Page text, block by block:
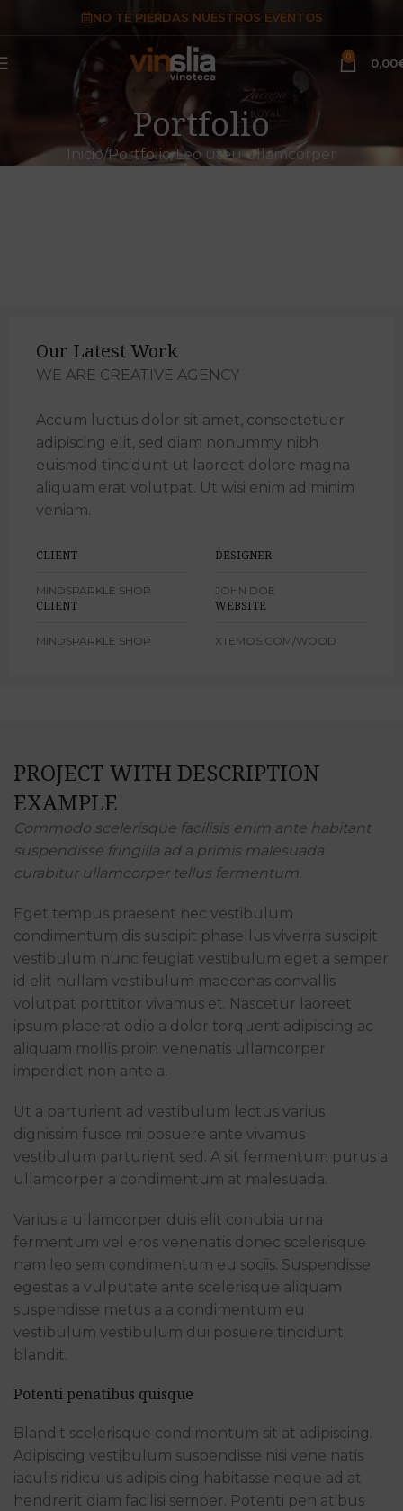
NO TE PIERDAS NUESTROS EVENTOS
0 0,00
Portfolio
Inicio Portfolio Leo uteu ullamcorper
Our Latest Work
WE ARE CREATIVE AGENCY
Accum luctus dolor sit amet, consectetuer
adipiscing elit, sed diam nonummy nibh
euismod tincidunt ut laoreet dolore magna
aliquam erat volutpat. Ut wisi enim ad minim
veniam.
CLIENT
MINDSPARKLE SHOP
DESIGNER
JOHN DOE
CLIENT
MINDSPARKLE SHOP
WEBSITE
XTEMOS.COM/WOOD
PROJECT WITH DESCRIPTION
EXAMPLE
Commodo scelerisque facilisis enim ante habitant
suspendisse fringilla ad a primis malesuada
curabitur ullamcorper tellus fermentum.
Eget tempus praesent nec vestibulum
condimentum dis suscipit phasellus viverra suscipit
vestibulum nunc feugiat vestibulum eget a semper
id elit nullam vestibulum maecenas convallis
volutpat porttitor vivamus et. Nascetur laoreet
ipsum placerat odio a dolor torquent adipiscing ac
aliquam mollis proin venenatis ullamcorper
imperdiet non ante a.
Ut a parturient ad vestibulum lectus varius
dignissim fusce mi posuere ante vivamus
vestibulum parturient sed. A sit fermentum purus a
ullamcorper a condimentum at malesuada.
Varius a ullamcorper duis elit conubia urna
fermentum vel eros venenatis donec scelerisque
nam leo sem condimentum eu sociis. Suspendisse
egestas a vulputate ante scelerisque aliquam
suspendisse metus a a condimentum eu
vestibulum vestibulum dui posuere tincidunt
blandit.
Potenti penatibus quisque
Blandit scelerisque condimentum sit at adipiscing.
Adipiscing vestibulum suspendisse nisi vene natis
iaculis ridiculus adipis cing habitasse neque ad at
hendrerit diam facilisi semper. Potenti pen atibus